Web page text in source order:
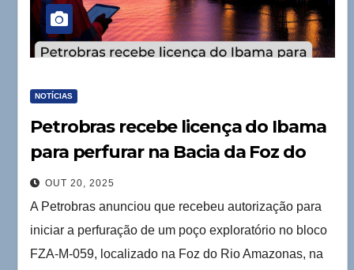
NOTÍCIAS
Petrobras recebe licença do Ibama
para perfurar na Bacia da Foz do
Amazonas
OUT 20, 2025
A Petrobras anunciou que recebeu autorização para
iniciar a perfuração de um poço exploratório no bloco
FZA-M-059, localizado na Foz do Rio Amazonas, na